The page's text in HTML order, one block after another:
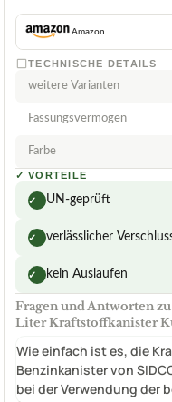
Amazon
TECHNISCHE DETAILS
weitere Varianten
Fassungsvermögen
Farbe
✓ VORTEILE
✓ UN-geprüft
✓ verlässlicher
✓ kein Auslaufen
Fragen und Antworten
Liter Kraftstoffkanister
Wie einfach ist es, die
Benzinkanister von
bei der Verwendung der